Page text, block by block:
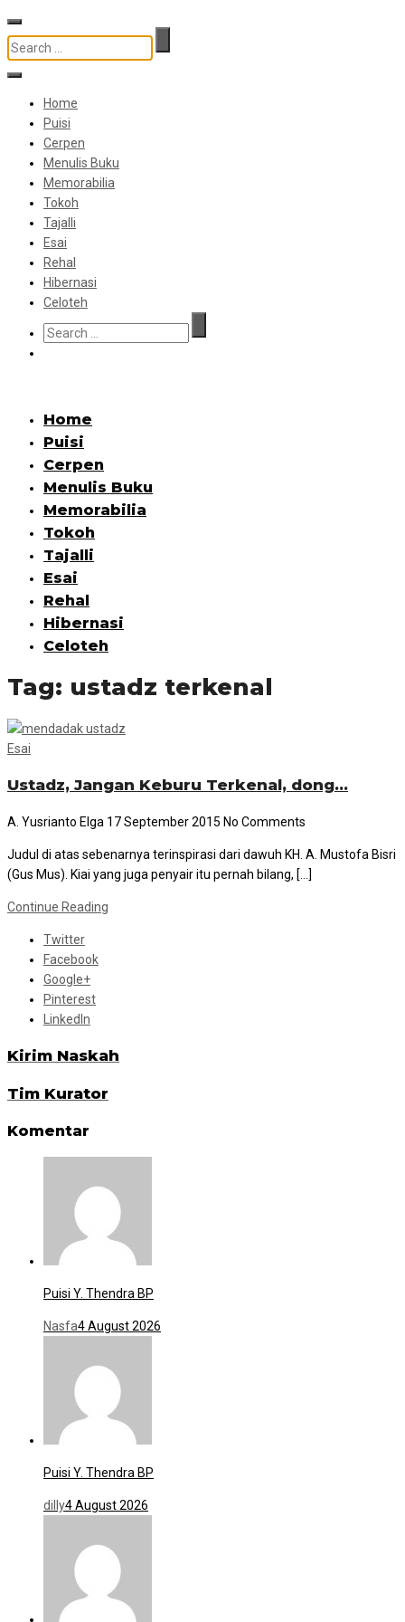
Home
Puisi
Cerpen
Menulis Buku
Memorabilia
Tokoh
Tajalli
Esai
Rehal
Hibernasi
Celoteh
Home
Puisi
Cerpen
Menulis Buku
Memorabilia
Tokoh
Tajalli
Esai
Rehal
Hibernasi
Celoteh
Tag: ustadz terkenal
Esai
Ustadz, Jangan Keburu Terkenal, dong…
A. Yusrianto Elga 17 September 2015 No Comments
Judul di atas sebenarnya terinspirasi dari dawuh KH. A. Mustofa Bisri
(Gus Mus). Kiai yang juga penyair itu pernah bilang, […]
Continue Reading
Twitter
Facebook
Google+
Pinterest
LinkedIn
Kirim Naskah
Tim Kurator
Komentar
Puisi Y. Thendra BP
Nasfa4 August 2026
Puisi Y. Thendra BP
dilly4 August 2026